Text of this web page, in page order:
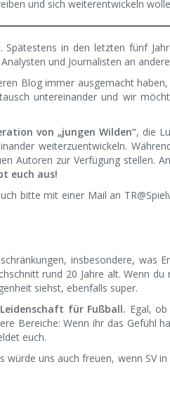
und sich weiterentwickeln
Spätestens in den letzten fünf
und Journalisten an
Blog immer ausgemacht
untereinander und wir
von „jungen Wilden“, die
weiterzuentwickeln.
Autoren zur Verfügung stellen.
euch aus!
bitte mit einer Mail an
insbesondere, was
rund 20 Jahre alt. Wenn
siehst, ebenfalls super.
für Fußball. Egal,
Bereiche: Wenn ihr das Gefühl
euch.
würde uns auch freuen, wenn SV